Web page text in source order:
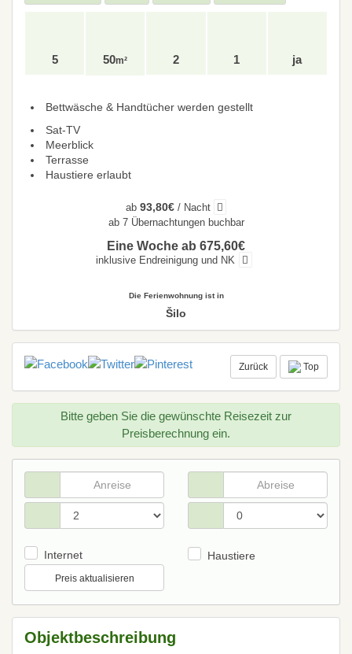
5 50m² 2 1 ja
Bettwäsche & Handtücher werden gestellt
Sat-TV
Meerblick
Terrasse
Haustiere erlaubt
ab 93,80€/ Nacht
ab 7 Übernachtungen buchbar
Eine Woche ab 675,60€
inklusive Endreinigung und NK
Die Ferienwohnung ist in
Šilo
Zurück Top
Bitte geben Sie die gewünschte Reisezeit zur
Preisberechnung ein.
Internet Haustiere
Preis aktualisieren
Objektbeschreibung